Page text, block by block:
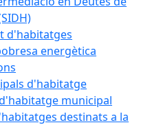
d'habitatges
energètica
d'habitatge
municipal
destinats a la